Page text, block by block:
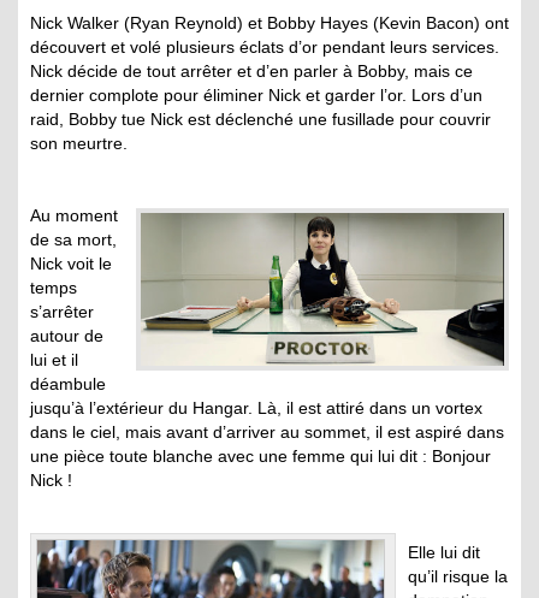
Nick Walker (Ryan Reynold) et Bobby Hayes (Kevin Bacon) ont
découvert et volé plusieurs éclats d’or pendant leurs services.
Nick décide de tout arrêter et d’en parler à Bobby, mais ce
dernier complote pour éliminer Nick et garder l’or. Lors d’un
raid, Bobby tue Nick est déclenché une fusillade pour couvrir
son meurtre.
Au moment
de sa mort,
Nick voit le
temps
s’arrêter
autour de
lui et il
déambule
jusqu’à l’extérieur du Hangar. Là, il est attiré dans un vortex
dans le ciel, mais avant d’arriver au sommet, il est aspiré dans
une pièce toute blanche avec une femme qui lui dit : Bonjour
Nick !
Elle lui dit
qu’il risque la